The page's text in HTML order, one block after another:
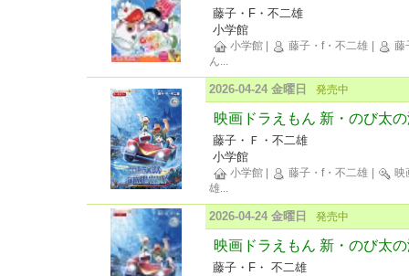
藤子・F・不二雄
小学館
小学館 藤子・f・不二雄
藤
ん...
2026-04-24 金曜日 発売中
映画ドラえもん 新・のび太
藤子・Ｆ・不二雄
小学館
小学館 藤子・f・不二雄
映
雄...
2026-04-24 金曜日 発売中
映画ドラえもん 新・のび太
藤子・F・ 不二雄